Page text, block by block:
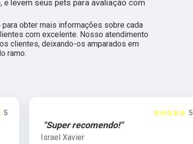
levem seus pets para avaliação com
obter mais informações sobre cada
com excelente. Nosso atendimento
clientes, deixando-os amparados em
ramo.
5 5
☆☆☆☆☆
"Super recomendo!"
Israel Xavier